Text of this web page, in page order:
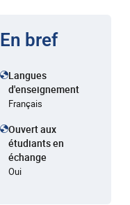
En bref
Langues
d'enseignement
Français
Ouvert aux
étudiants en
échange
Oui